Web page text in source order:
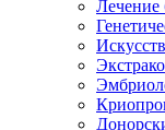
Лечение